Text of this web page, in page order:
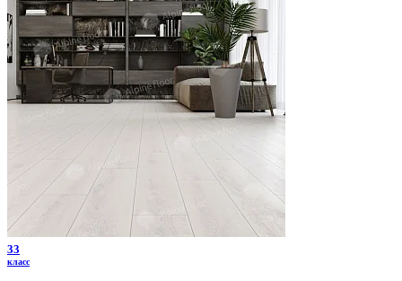
33
класс